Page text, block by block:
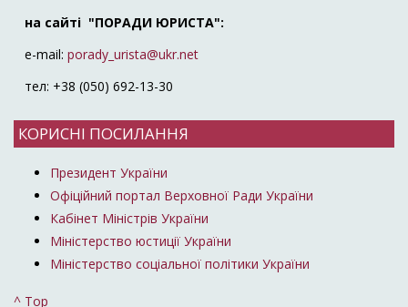
на сайті "ПОРАДИ ЮРИСТА":
e-mail: porady_urista@ukr.net
тел: +38 (050) 692-13-30
КОРИСНІ ПОСИЛАННЯ
Президент України
Офіційний портал Верховної Ради України
Кабінет Міністрів України
Міністерство юстиції України
Міністерство соціальної політики України
^ Top